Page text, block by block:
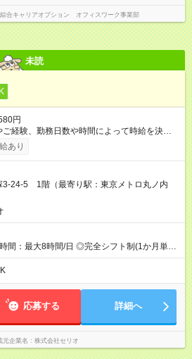
合キャリアオプション オフィスワーク事業部
未読
円
経験、勤務日数や時間によって時給を決定い
本採用時と同じです。
あり
3-24-5 1階（最寄り駅：東京メトロ丸ノ内
間：最大8時間/日 ◎完全シフト制(1か月単
～OK) ＜平日＞ 13:15～18:45（実働5.5時
～17:30（実働5～8時間) ＜学校休業日＞
上：60分）
応募する 詳細へ
元企業名 株式会社セリオ